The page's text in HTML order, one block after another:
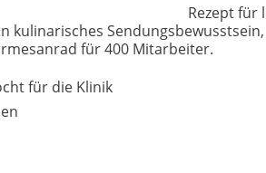
Rezept für
kulinarisches
für 400 Mitarbeiter.